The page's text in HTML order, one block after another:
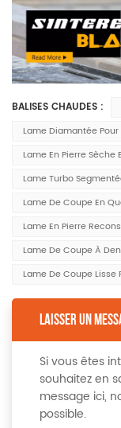
BALISES CHAUDES :
Lame Diamantée
Lame En Pierre Sèche
Lame Turbo
Lame De Coupe En
Lame En Pierre
Lame De Coupe À
Lame De Coupe Lisse
LAISSER UN
Si vous êtes
souhaitez en
message ici,
possible.